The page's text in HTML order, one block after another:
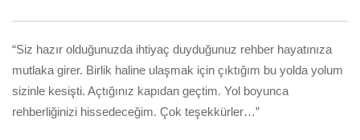
“Siz hazır olduğunuzda ihtiyaç duyduğunuz rehber hayatınıza
mutlaka girer. Birlik haline ulaşmak için çıktığım bu yolda yolum
sizinle kesişti. Açtığınız kapıdan geçtim. Yol boyunca
rehberliğinizi hissedeceğim. Çok teşekkürler…”